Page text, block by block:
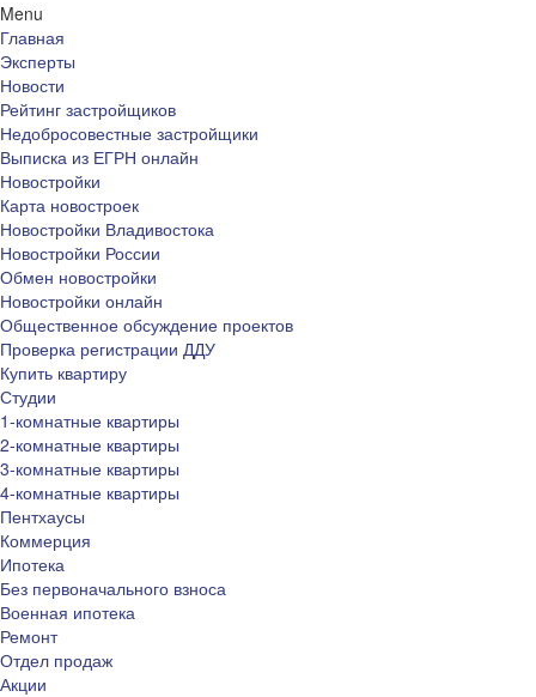
Menu
Главная
Эксперты
Новости
Рейтинг застройщиков
Недобросовестные застройщики
Выписка из ЕГРН онлайн
Новостройки
Карта новостроек
Новостройки Владивостока
Новостройки России
Обмен новостройки
Новостройки онлайн
Общественное обсуждение проектов
Проверка регистрации ДДУ
Купить квартиру
Студии
1-комнатные квартиры
2-комнатные квартиры
3-комнатные квартиры
4-комнатные квартиры
Пентхаусы
Коммерция
Ипотека
Без первоначального взноса
Военная ипотека
Ремонт
Отдел продаж
Акции